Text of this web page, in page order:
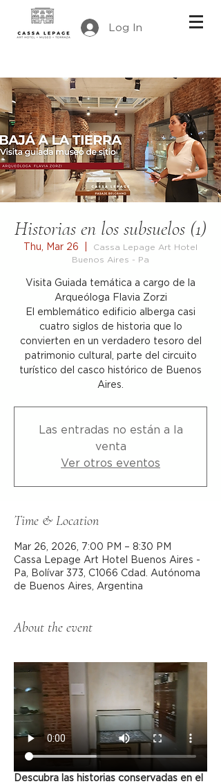
Log In
Historias en los subsuelos (1)
Thu, Mar 26
Cassa Lepage Art Hotel
Buenos Aires - Pa
Visita Guiada temática a cargo de la
Arqueóloga Flavia Zorzi
El emblemático edificio alberga casi
cuatro siglos de historia que lo
convierten en un verdadero tesoro del
patrimonio cultural, parte del circuito
turístico del casco histórico de Buenos
Aires.
Las entradas no están a la
venta
Ver otros eventos
Time & Location
Mar 26, 2026, 7:00 PM – 8:30 PM
Cassa Lepage Art Hotel Buenos Aires -
Pa, Bolívar 373, C1066 Cdad. Autónoma
de Buenos Aires, Argentina
About the event
Descubra las historias conservadas en el